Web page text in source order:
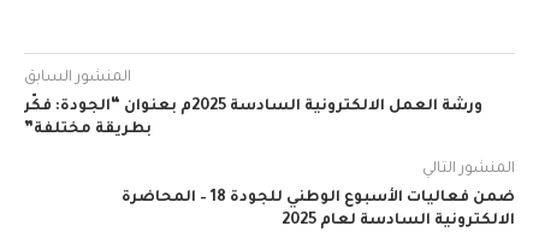
المنشور السابق
ورشة العمل الالكترونية السادسة 2025م بعنوان “الجودة: فكّر
بطريقة مختلفة”
المنشور التالي
ضمن فعاليات الأسبوع الوطني للجودة 18 – المحاضرة
الالكترونية السادسة لعام 2025